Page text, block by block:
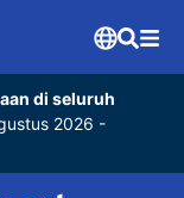
di seluruh
2026 -